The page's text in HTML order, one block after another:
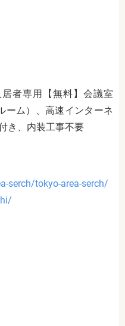
者専用【無料】会議室
ーム）、高速インターネ
き、内装工事不要
serch/tokyo-area-serch/